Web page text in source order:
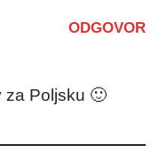
ODGOVOR
za Poljsku 🙂